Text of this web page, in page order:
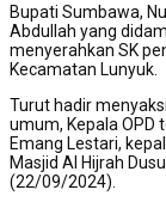
Bupati Sumbawa,
Abdullah yang
menyerahkan SK
Kecamatan Lunyuk.
Turut hadir
umum, Kepala OPD
Emang Lestari,
Masjid Al Hijrah
(22/09/2024).